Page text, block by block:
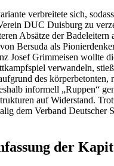
verbreitete sich,
DUC Duisburg zu
Absätze der Badeleitern
Bersuda als
Josef Grimmeisen wollte
verwandeln,
des körperbetonten,
informell „Ruppen“
auf Widerstand.
dem Verband Deutscher
der